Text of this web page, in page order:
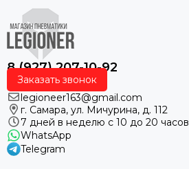
8 (927) 207-10-92
Заказать звонок
legioneer163@gmail.com
г. Самара, ул. Мичурина, д. 112
7 дней в неделю с 10 до 20 часов
WhatsApp
Telegram